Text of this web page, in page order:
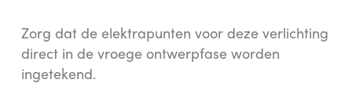
Zorg dat de elektrapunten voor deze verlichting
direct in de vroege ontwerpfase worden
ingetekend.